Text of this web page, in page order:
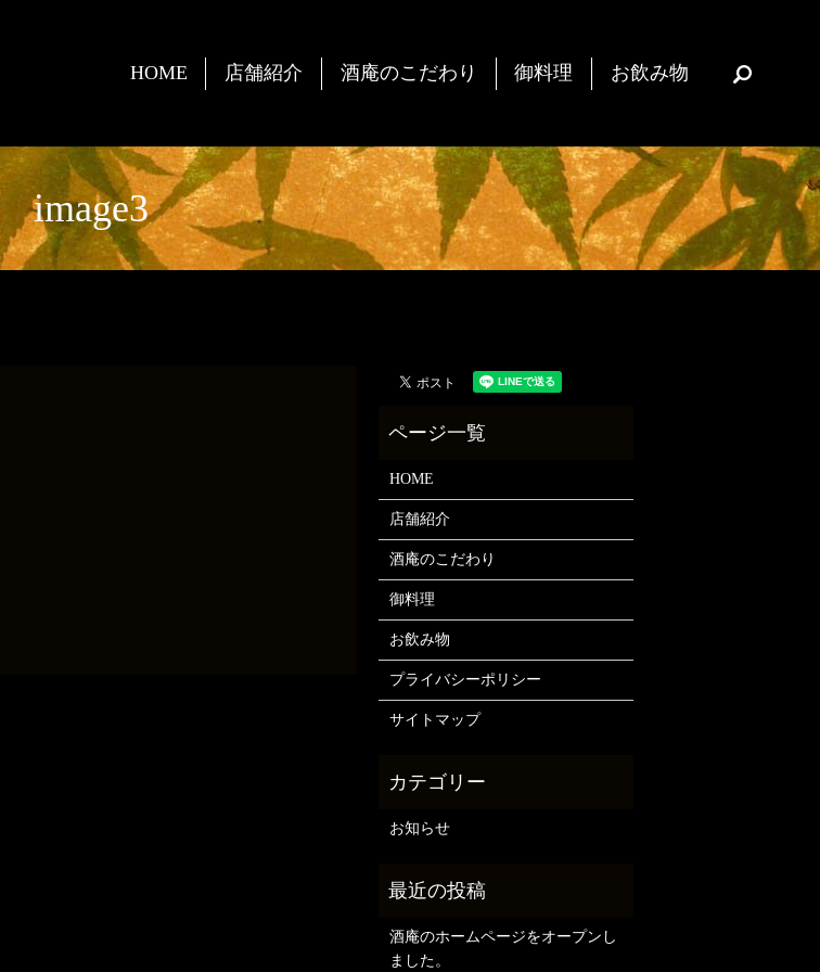
HOME 店舗紹介 酒庵のこだわり 御料理 お飲み物
image3
HOME
店舗紹介
酒庵のこだわり
御料理
お飲み物
プライバシーポリシー
サイトマップ
お知らせ
酒庵のホームページをオープンし
ました。